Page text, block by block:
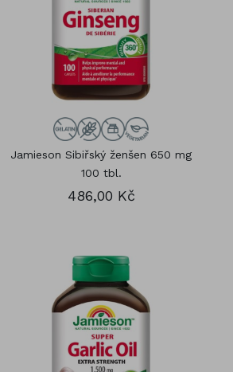
Vitaminové sady
Gummies
Jamieson Sibiřský ženšen 650 mg
100 tbl.
486,00 Kč